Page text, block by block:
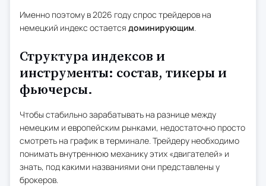
Именно поэтому в 2026 году спрос трейдеров на
немецкий индекс остается доминирующим.
Структура индексов и
инструменты: состав, тикеры и
фьючерсы.
Чтобы стабильно зарабатывать на разнице между
немецким и европейским рынками, недостаточно просто
смотреть на график в терминале. Трейдеру необходимо
понимать внутреннюю механику этих «двигателей» и
знать, под какими названиями они представлены у
брокеров.